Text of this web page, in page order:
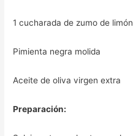
1 cucharada de zumo de limón
Pimienta negra molida
Aceite de oliva virgen extra
Preparación: